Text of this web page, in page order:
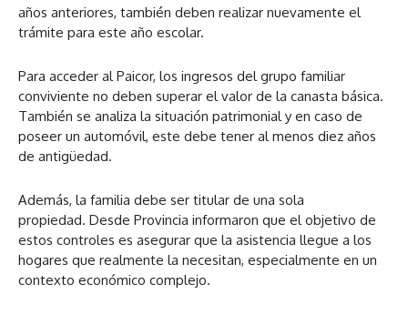
años anteriores, también deben realizar nuevamente el
trámite para este año escolar.
Para acceder al Paicor, los ingresos del grupo familiar
conviviente no deben superar el valor de la canasta básica.
También se analiza la situación patrimonial y en caso de
poseer un automóvil, este debe tener al menos diez años
de antigüedad.
Además, la familia debe ser titular de una sola
propiedad. Desde Provincia informaron que el objetivo de
estos controles es asegurar que la asistencia llegue a los
hogares que realmente la necesitan, especialmente en un
contexto económico complejo.